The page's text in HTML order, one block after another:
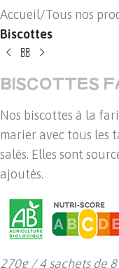
Accueil Tous nos
Biscottes
BISCOTTES
Nos biscottes à la
marier avec tous les
salés. Elles sont
ajoutés.
270g / 4 sachets de